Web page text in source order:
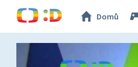
Domů